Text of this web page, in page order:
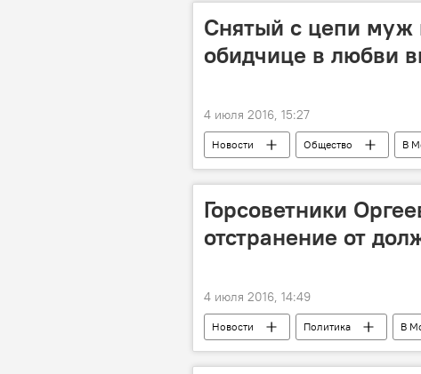
Снятый с цепи муж
обидчице в любви
4 июля 2016, 15:27
Новости Общество В
полиция
алкоголизм
Горсоветники
отстранение от
4 июля 2016, 14:49
Новости Политика В
Илан Шор
Павел Вережану